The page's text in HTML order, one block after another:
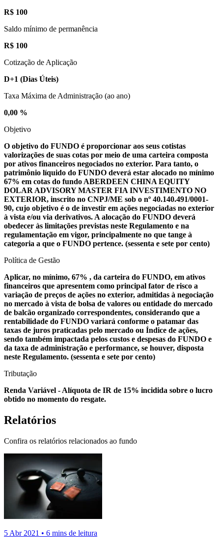
R$ 100
Saldo mínimo de permanência
R$ 100
Cotização de Aplicação
D+1 (Dias Úteis)
Taxa Máxima de Administração (ao ano)
0,00 %
Objetivo
O objetivo do FUNDO é proporcionar aos seus cotistas
valorizações de suas cotas por meio de uma carteira composta
por ativos financeiros negociados no exterior. Para tanto, o
patrimônio líquido do FUNDO deverá estar alocado no mínimo
67% em cotas do fundo ABERDEEN CHINA EQUITY
DOLAR ADVISORY MASTER FIA INVESTIMENTO NO
EXTERIOR, inscrito no CNPJ/ME sob o nº 40.140.491/0001-
90, cujo objetivo é o de investir em ações negociadas no exterior
à vista e/ou via derivativos. A alocação do FUNDO deverá
obedecer às limitações previstas neste Regulamento e na
regulamentação em vigor, principalmente no que tange à
categoria a que o FUNDO pertence. (sessenta e sete por cento)
Política de Gestão
Aplicar, no mínimo, 67% , da carteira do FUNDO, em ativos
financeiros que apresentem como principal fator de risco a
variação de preços de ações no exterior, admitidas à negociação
no mercado à vista de bolsa de valores ou entidade do mercado
de balcão organizado correspondentes, considerando que a
rentabilidade do FUNDO variará conforme o patamar das
taxas de juros praticadas pelo mercado ou Índice de ações,
sendo também impactada pelos custos e despesas do FUNDO e
da taxa de administração e performance, se houver, disposta
neste Regulamento. (sessenta e sete por cento)
Tributação
Renda Variável - Alíquota de IR de 15% incidida sobre o lucro
obtido no momento do resgate.
Relatórios
Confira os relatórios relacionados ao fundo
5 Abr 2021 • 6 mins de leitura